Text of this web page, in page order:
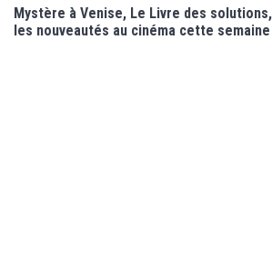
Mystère à Venise, Le Livre des
les nouveautés au cinéma cette semaine